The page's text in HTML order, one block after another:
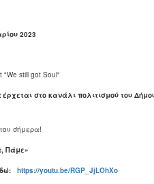
2023
still got Soul"
έρχεται στο κανάλι πολιτισμού του
του σήμερα!
Πάμε»
https://youtu.be/RGP_JjLOhXo